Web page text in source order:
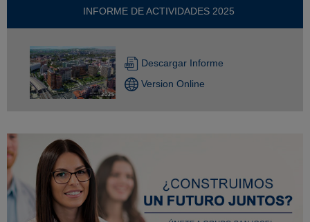
INFORME DE ACTIVIDADES 2025
Descargar Informe
Version Online